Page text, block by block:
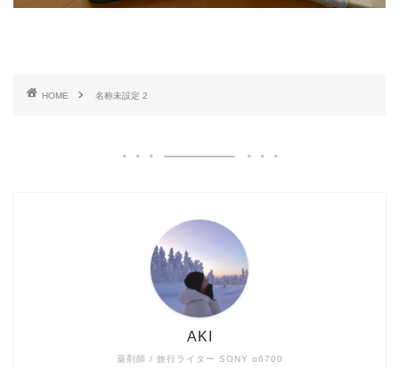
HOME 名称​未​設定 2
薬剤師 / 旅行ライター SONY α6700
AKI